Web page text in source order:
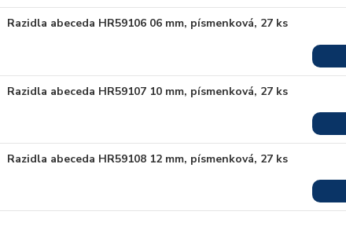
Razidla abeceda HR59106 06 mm, písmenková, 27 ks
Razidla abeceda HR59107 10 mm, písmenková, 27 ks
Razidla abeceda HR59108 12 mm, písmenková, 27 ks